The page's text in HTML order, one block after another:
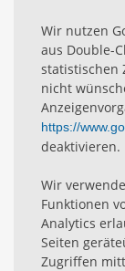
Wir nutzen
aus Double-
statistischen
nicht
https://
deaktivieren.
Wir
Funktionen
Analytics
Seiten
Zugriffen